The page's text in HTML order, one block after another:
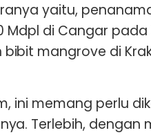
yaitu,
Mdpl di Cangar
mangrove di
ini memang perlu
Terlebih,